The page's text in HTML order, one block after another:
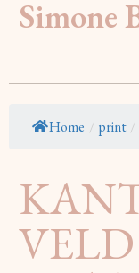
Simone
Home / print /
VELD